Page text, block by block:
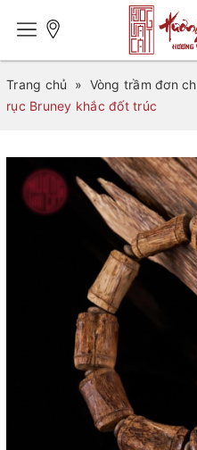
Trang chủ » Vòng trầm đơn
rục Bruney khắc đốt trúc